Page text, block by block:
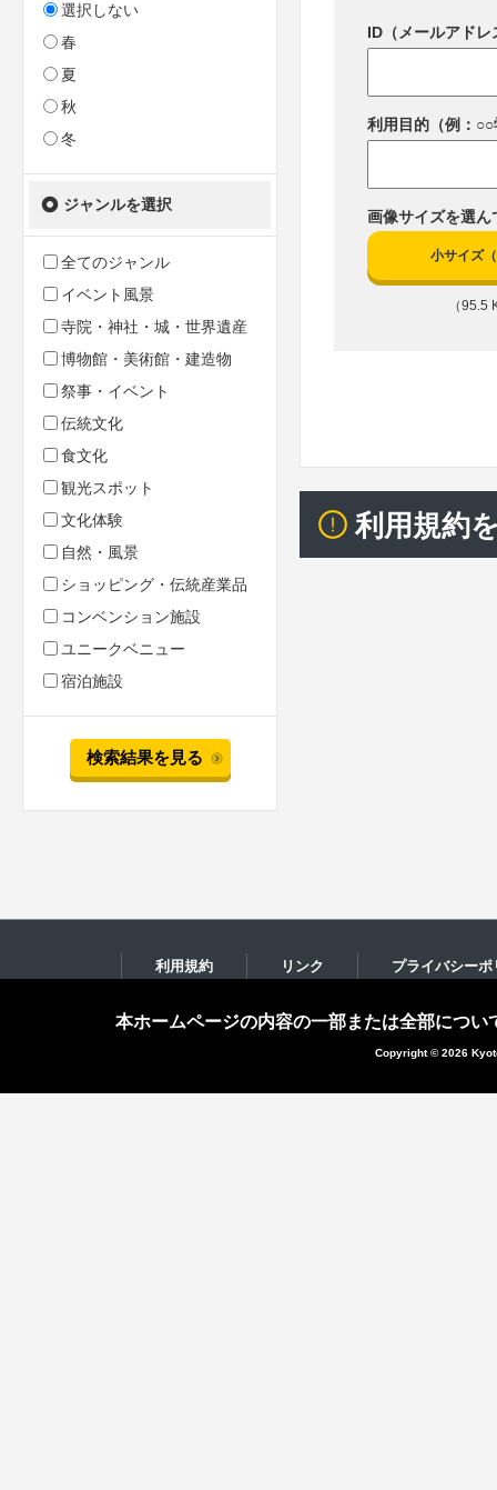
選択しない
春
夏
秋
冬
ジャンルを選択
全てのジャンル
イベント風景
寺院・神社・城・世界遺産
博物館・美術館・建造物
祭事・イベント
伝統文化
食文化
観光スポット
文化体験
自然・風景
ショッピング・伝統産業品
コンベンション施設
ユニークベニュー
宿泊施設
検索結果を見る
ID（メールアドレ
利用目的（例：
画像サイズを選ん
小サイズ
（95.5
利用規約
利用規約 リンク プライバシーポ
本ホームページの内容の一部または全部につ
Copyright © 2026